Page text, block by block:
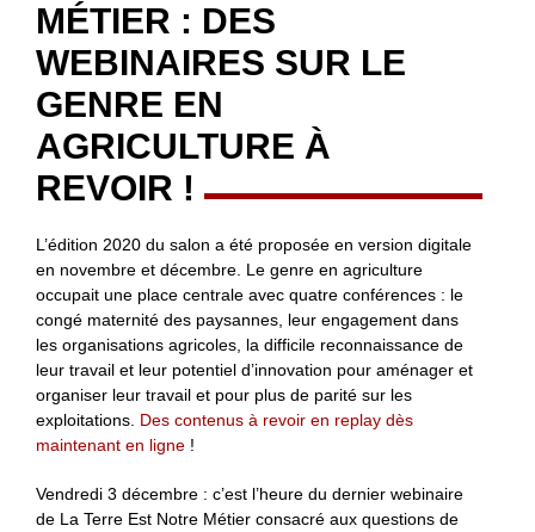
MÉTIER : DES
WEBINAIRES SUR LE
GENRE EN
AGRICULTURE À
REVOIR !
L’édition 2020 du salon a été proposée en version digitale
en novembre et décembre. Le genre en agriculture
occupait une place centrale avec quatre conférences : le
congé maternité des paysannes, leur engagement dans
les organisations agricoles, la difficile reconnaissance de
leur travail et leur potentiel d’innovation pour aménager et
organiser leur travail et pour plus de parité sur les
exploitations. Des contenus à revoir en replay dès
maintenant en ligne !
Vendredi 3 décembre : c’est l’heure du dernier webinaire
de La Terre Est Notre Métier consacré aux questions de